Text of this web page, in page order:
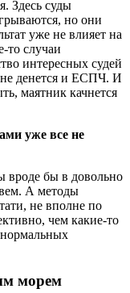
Здесь суды
но они
уже не влияет на
то случаи
интересных судей
не денется и ЕСПЧ. И
маятник качнется
уже все не
вроде бы в довольно
А методы
не вполне по
чем какие-то
морем